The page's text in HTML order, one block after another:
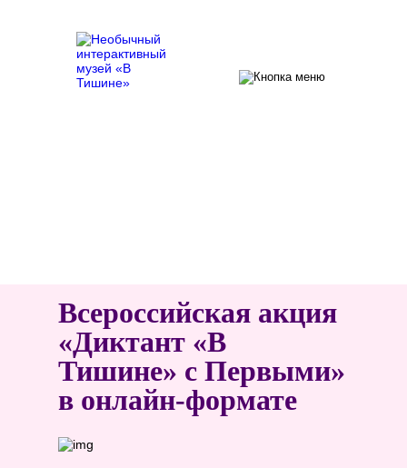
Всероссийская акция
«Диктант «В
Тишине» с Первыми»
в онлайн-формате